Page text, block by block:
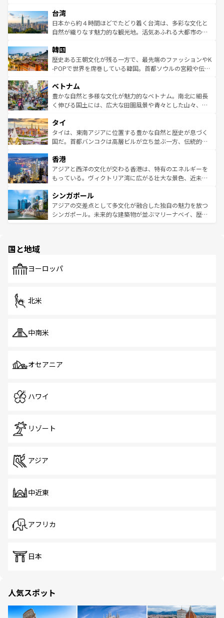
情報は
人々、おいしいローカルフードやハワイアンミュージッ
ク、伝統的なフラダンスなど、すべてがハワイの魅力を彩
っている。訪れるたびに新しい発見と感動が待っているハ
はコンテンツ一覧
リアリーフや大陸中央部にそびえるウルル（エアーズロッ
ク）、タスマニアの美しい原生林やケアンズの熱帯雨林な
ど、見どころがたくさん。また、カフェやワイン、オージ
いる。アクティビティも充実しており、サーフィンやダイ
ビング、ハイキングなど、アウトドア好きにはたまらな
い。オーストラリアの多彩な魅力を存分に味わいつくそ
参照してほしい。
台湾
日本から約４時間ほどでたどり着く台湾は、多彩な文化と
自然が織りなす魅力的な観光地。活気あふれる大都市の台
ン）、静ひつな山岳地帯である台湾東部など、都市の喧騒
と山間の静けさが共存しており、訪れる人に新しい発見と
驚きをもたらしてくれる。また、奥深い台湾の食文化も魅
容にもいいと評判のスイーツなど、バラエティ豊かな料理
が味わえる。 なお、新着の台湾情報は コンテンツ一覧を参
照してほしい。
韓国
歴史ある王朝文化が残る一方で、最先端のファッションやK
-POPで世界を席巻している韓国。首都ソウルの宮殿や伝統
き、地方に足を延ばせば四季折々の自然美を楽しむことが
できる。そして、キムチや焼肉、絶品のストリートフード
まで、さまざまな韓国料理が待っている。夜には、韓国な
リティに包まれながら、韓国の多彩な魅力を心ゆくまで味
わってみてほしい。 なお、新着の韓国情報はコンテンツ一
覧を参照してほしい。
ベトナム
豊かな自然と多様な文化が魅力的なベトナム。南北に細長
く伸びる国土には、広大な田園風景や青々とした山々、世
急速な発展と共に伝統が息づく。ハノイの古い町並みやホ
ーチミン市のフランス統治時代の建物も、独特の雰囲気を
醸し出している。また、バラエティの豊かさとおいしさで
とつ。フォーやバインミー、ベトナムコーヒーなどは、ぜ
ひ現地で味わいたい。どの地域を訪れてもあたたかい人々
が旅行者を迎えてくれるので、きっと忘れられない旅にな
参照してほしい。
タイ
タイは、東南アジアに位置する豊かな自然と歴史が息づく
国だ。首都バンコクは高層ビルが立ち並ぶ一方、伝統的な
の活気が交差している。北部ではチェンマイなどの山岳地
帯で自然と触れ合い、南部ではプーケットやクラビの美し
いビーチでリゾート気分を楽しむことができる。タイ料理
激する。気候は一年中温暖で、どの季節にも異なる楽しみ
が待っている。親しみやすいタイの人々、仏教を中心とし
た文化、そして多様な観光資源が、訪れる旅人を魅了し続
香港
アジアと西洋の文化が交わる香港は、特有のエネルギーを
もっている。ヴィクトリア湾に広がる壮大な景色、近未来
み、どこを訪れても感動するはず。観光スポットが密集し
ており、効率よく見どころを回れるのも魅力。息をのむよ
うな絶景から文化的な体験まで、香港を存分に楽しみ尽く
シンガポール
アジアの交差点として多文化が融合した独自の魅力を放つ
シンガポール。未来的な建築物が並ぶマリーナベイ、歴史
で、ホーカーズは地元の風情を楽しめる外せないスポット
国と地域
ヨーロッパ
北米
中南米
オセアニア
ハワイ
リゾート
アジア
中近東
アフリカ
日本
人気スポット